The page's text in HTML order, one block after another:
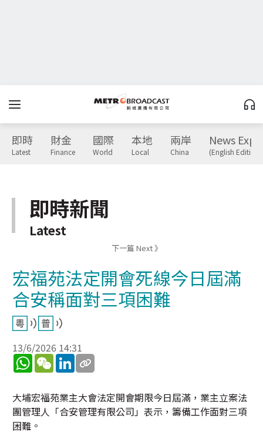
即時
Latest
財金
Finance
國際
World
本地
Local
兩岸
China
News
(English Edition)
即時新聞
Latest
下一篇 Next 》
宏福苑法定開會死線今日屆滿
合安稱面對三項困難
13/6/2026 14:31
WhatsApp
WeChatLinkedIn
大埔宏福苑業主大會法定開會期限今日屆滿，業主立案法
團管理人「合安管理有限公司」表示，籌備工作面對三項
困難。